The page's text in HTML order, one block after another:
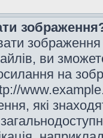
ви
на
які